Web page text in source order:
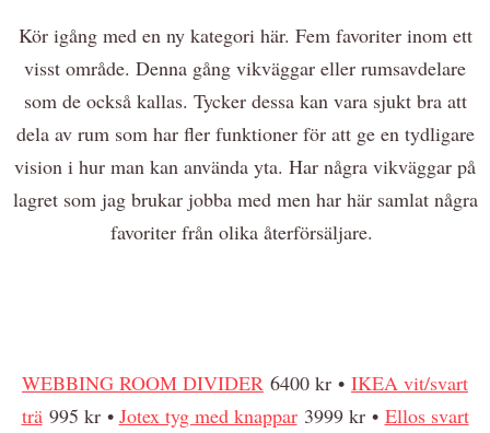
Kör igång med en ny kategori här. Fem favoriter inom ett
visst område. Denna gång vikväggar eller rumsavdelare
som de också kallas. Tycker dessa kan vara sjukt bra att
dela av rum som har fler funktioner för att ge en tydligare
vision i hur man kan använda yta. Har några vikväggar på
lagret som jag brukar jobba med men har här samlat några
favoriter från olika återförsäljare.
WEBBING ROOM DIVIDER 6400 kr • IKEA vit/svart
trä995 kr • Jotex tyg med knappar3999 kr • Ellos svart